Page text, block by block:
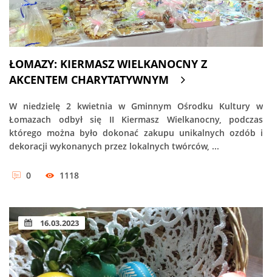
ŁOMAZY: KIERMASZ WIELKANOCNY Z
AKCENTEM CHARYTATYWNYM
W niedzielę 2 kwietnia w Gminnym Ośrodku Kultury w
Łomazach odbył się II Kiermasz Wielkanocny, podczas
którego można było dokonać zakupu unikalnych ozdób i
dekoracji wykonanych przez lokalnych twórców, ...
0 1118
16.03.2023